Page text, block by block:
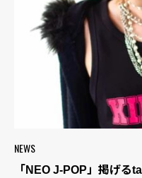
NEWS
「NEO J-POP」掲げる